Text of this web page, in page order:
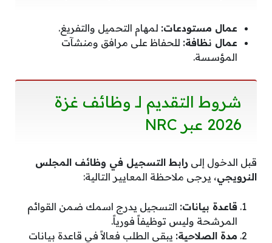
عمال مستودعات: لمهام التحميل والتفريغ.
عمال نظافة: للحفاظ على مرافق ومنشآت
المؤسسة.
​شروط التقديم لـ وظائف غزة
2026 عبر NRC
​قبل الدخول إلى رابط التسجيل في وظائف المجلس
النرويجي، يرجى ملاحظة المعايير التالية:
قاعدة بيانات: التسجيل يدرج اسمك ضمن القوائم
المرشحة وليس توظيفاً فورياً.
مدة الصلاحية: يبقى الطلب فعالاً في قاعدة بيانات